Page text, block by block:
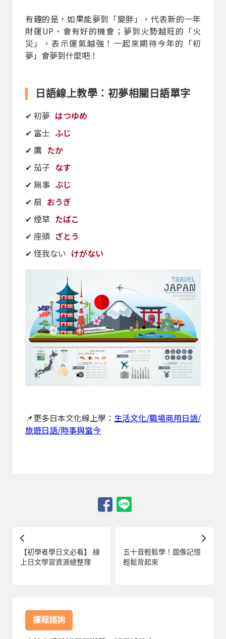
有趣的是，如果能夢到「變胖」，代表新的一年
財運UP、會有好的機會；夢到火勢越旺的「火
災」，表示運氣越強！一起來期待今年的「初
夢」會夢到什麼吧！
日語線上教學：初夢相關日語單字
✔ 初夢 はつゆめ
✔ 富士 ふじ
✔ 鷹 たか
✔ 茄子 なす
✔ 無事 ぶじ
✔ 扇 おうぎ
✔ 煙草 たばこ
✔ 座頭 ざとう
✔ 怪我ない けがない
📌更多日本文化線上學： 生活文化/職場商用日語/
旅遊日語/時事與當今
【初學者學日文必看】 線
上日文學習資源總整理
五十音輕鬆學！圖像記憶
輕鬆背起來
課程諮詢